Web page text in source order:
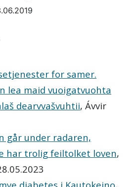
for samer.
lea maid vuoigatvuohta
dearvvašvuhtii, Ávvir
går under radaren,
har trolig feiltolket loven,